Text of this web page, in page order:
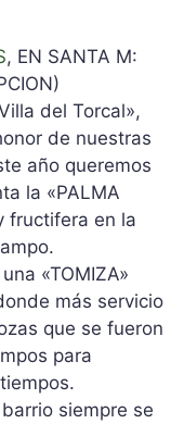
, EN SANTA M:
del Torcal»,
de nuestras
año queremos
la «PALMA
fructifera en la
«TOMIZA»
más servicio
que se fueron
para
siempre se